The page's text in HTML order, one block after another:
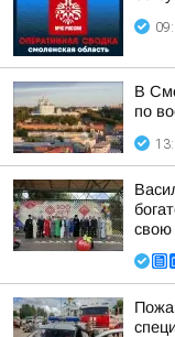
В
по
свою